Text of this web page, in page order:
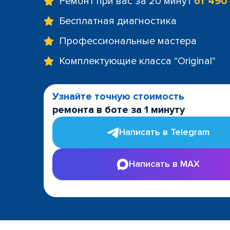
Бесплатная диагностика
Профессиональные мастера
Комплектующие класса "Original"
Узнайте точную стоимость
ремонта в боте за 1 минуту
Написать в Telegram
Написать в MAX